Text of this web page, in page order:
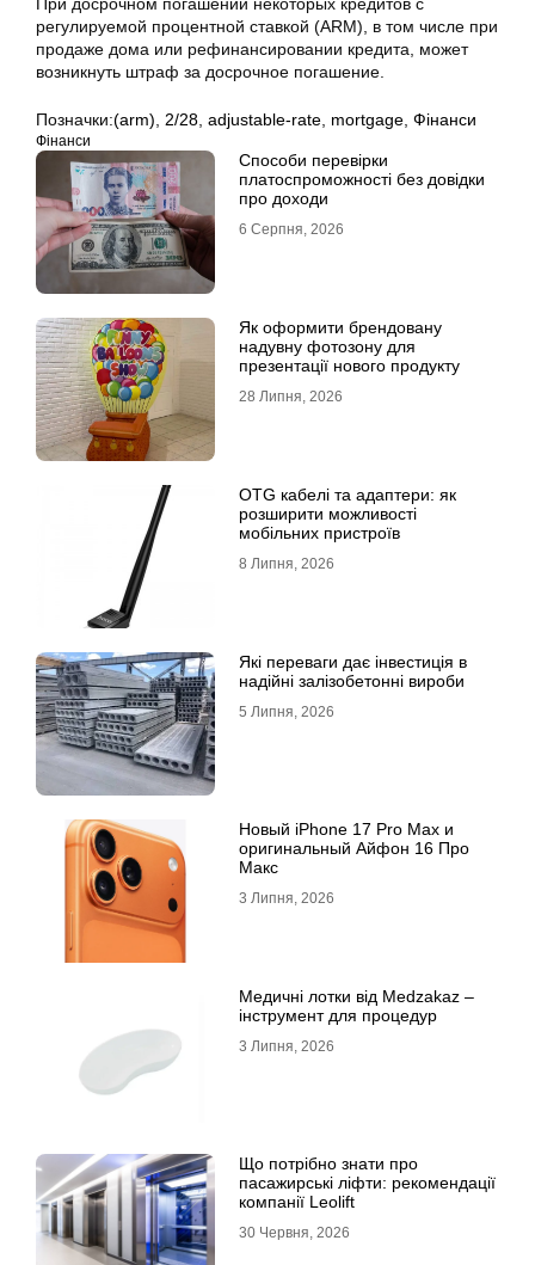
При досрочном погашении некоторых кредитов с
регулируемой процентной ставкой (ARM), в том числе при
продаже дома или рефинансировании кредита, может
возникнуть штраф за досрочное погашение.
Позначки:(arm), 2/28, adjustable-rate, mortgage, Фінанси
Фінанси
Способи перевірки
платоспроможності без довідки
про доходи
6 Серпня, 2026
Як оформити брендовану
надувну фотозону для
презентації нового продукту
28 Липня, 2026
OTG кабелі та адаптери: як
розширити можливості
мобільних пристроїв
8 Липня, 2026
Які переваги дає інвестиція в
надійні залізобетонні вироби
5 Липня, 2026
Новый iPhone 17 Pro Max и
оригинальный Айфон 16 Про
Макс
3 Липня, 2026
Медичні лотки від Medzakaz –
інструмент для процедур
3 Липня, 2026
Що потрібно знати про
пасажирські ліфти: рекомендації
компанії Leolift
30 Червня, 2026